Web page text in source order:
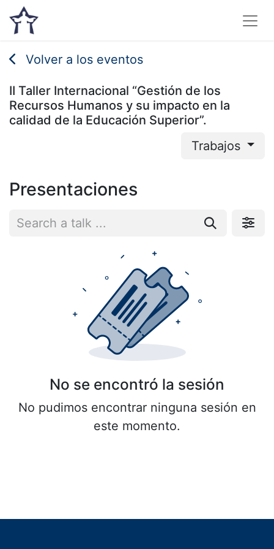
Volver a los eventos
II Taller Internacional “Gestión de los
Recursos Humanos y su impacto en la
calidad de la Educación Superior”.
Trabajos
Presentaciones
No se encontró la sesión
No pudimos encontrar ninguna sesión en
este momento.